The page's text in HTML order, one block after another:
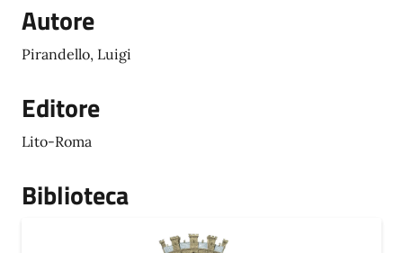
Autore
Pirandello, Luigi
Editore
Lito-Roma
Biblioteca